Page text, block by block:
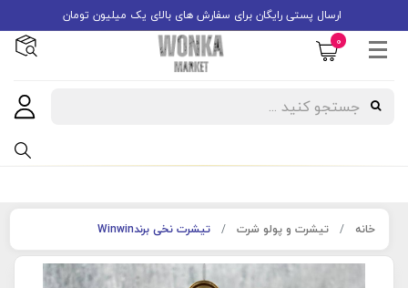
ارسال پستی رایگان برای سفارش های بالای یک میلیون تومان
0
خانه تیشرت و پولو شرت تیشرت نخی برندWinwin